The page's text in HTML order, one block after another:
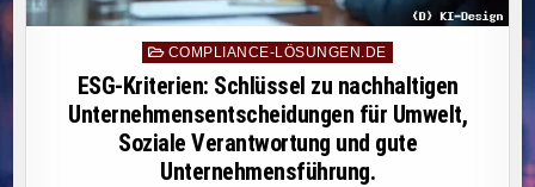
Posted
in
COMPLIANCE-LÖSUNGEN.DE
ESG-Kriterien: Schlüssel zu nachhaltigen
Unternehmensentscheidungen für Umwelt,
Soziale Verantwortung und gute
Unternehmensführung.